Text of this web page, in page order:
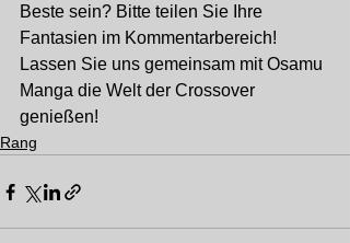
Beste sein? Bitte teilen Sie Ihre
Fantasien im Kommentarbereich!
Lassen Sie uns gemeinsam mit Osamu
Manga die Welt der Crossover
genießen!
Rang